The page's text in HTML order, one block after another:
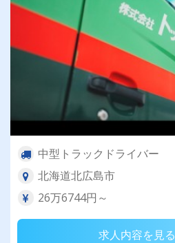
中型トラックドライバー
北海道北広島市
26万6744円～
求人内容を見る